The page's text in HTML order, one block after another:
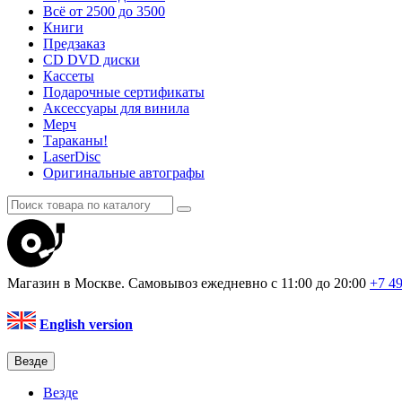
Всё от 2500 до 3500
Книги
Предзаказ
CD DVD диски
Кассеты
Подарочные сертификаты
Аксессуары для винила
Мерч
Тараканы!
LaserDisc
Оригинальные автографы
Магазин в Москве. Самовывоз ежедневно с 11:00 до 20:00 +7
English version
Везде
Везде